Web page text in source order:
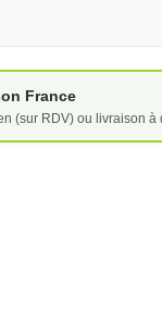
France
(sur RDV) ou livraison